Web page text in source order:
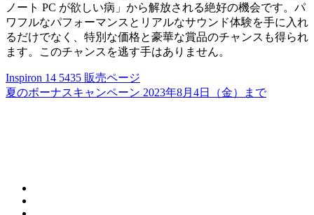
ノート PC が欲しい病」から解放される絶好の機会です。パ
ワフルなパフォーマンスとリアルなサウンド体験を手に入れ
るだけでなく、特別な価格と豪華な賞品のチャンスも得られ
ます。このチャンスを逃す手はありません。
Inspiron 14 5435 販売ページ
夏のボーナスキャンペーン 2023年8月4日（金）まで